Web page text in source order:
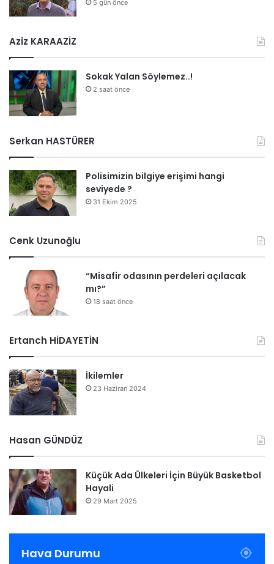
5 gün önce
Aziz KARAAZİZ
Sokak Yalan Söylemez..!
2 saat önce
Serkan HASTÜRER
Polisimizin bilgiye erişimi hangi
seviyede ?
31 Ekim 2025
Cenk Uzunoğlu
“Misafir odasının perdeleri açılacak
mı?”
18 saat önce
Ertanch HİDAYETİN
İkilemler
23 Haziran 2024
Hasan GÜNDÜZ
Küçük Ada Ülkeleri İçin Büyük Basketbol
Hayali
29 Mart 2025
Hava Durumu